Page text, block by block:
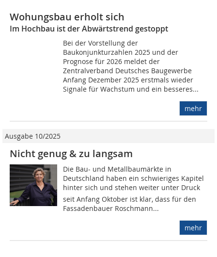
Wohungsbau erholt sich
Im Hochbau ist der Abwärtstrend gestoppt
Bei der Vorstellung der
Baukonjunkturzahlen 2025 und der
Prognose für 2026 meldet der
Zentralverband Deutsches Baugewerbe
Anfang Dezember 2025 erstmals wieder
Signale für Wachstum und ein besseres...
mehr
Ausgabe 10/2025
Nicht genug & zu langsam
Die Bau- und Metallbaumärkte in
Deutschland haben ein schwieriges Kapitel
hinter sich und stehen weiter unter Druck 
seit Anfang Oktober ist klar, dass für den
Fassadenbauer Roschmann...
mehr